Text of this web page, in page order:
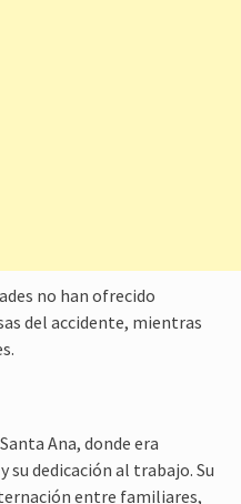
no han ofrecido
del accidente, mientras
Ana, donde era
su dedicación al trabajo. Su
entre familiares,